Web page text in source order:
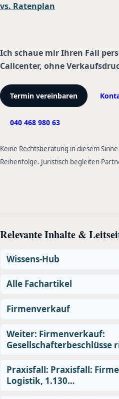
vs. Ratenplan
Ich schaue mir Ihren Fall
Callcenter, ohne
Termin vereinbaren
040 468 980 63
Keine Rechtsberatung in diesem
Reihenfolge. Juristisch begleiten
Relevante Inhalte &
Wissens-Hub
Alle Fachartikel
Firmenverkauf
Weiter: Firmenverkauf:
Gesellschafterbeschlüsse
Praxisfall: Praxisfall:
Logistik, 1.130…